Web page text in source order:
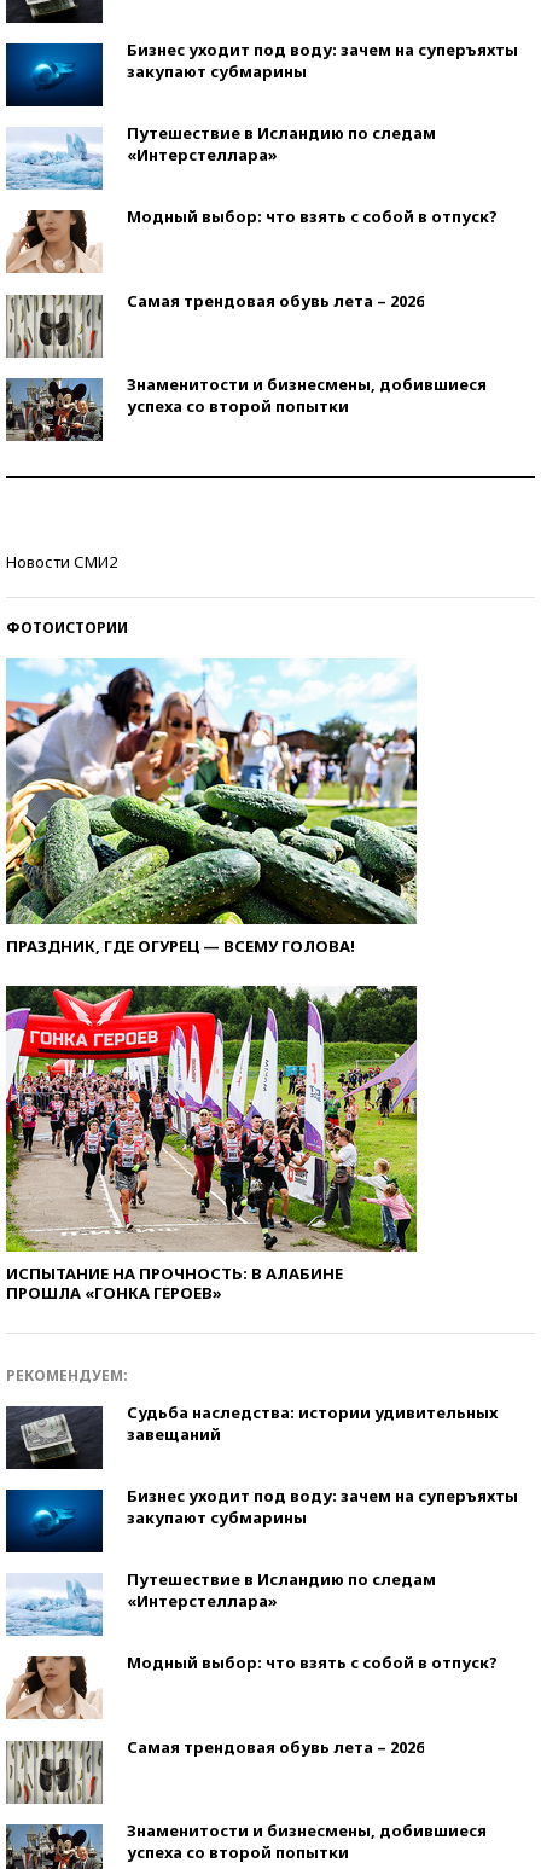
Бизнес уходит под воду: зачем на суперъяхты
закупают субмарины
Путешествие в Исландию по следам
«Интерстеллара»
Модный выбор: что взять с собой в отпуск?
Самая трендовая обувь лета – 2026
Знаменитости и бизнесмены, добившиеся
успеха со второй попытки
Новости СМИ2
ФОТОИСТОРИИ
ПРАЗДНИК, ГДЕ ОГУРЕЦ — ВСЕМУ ГОЛОВА!
ИСПЫТАНИЕ НА ПРОЧНОСТЬ: В АЛАБИНЕ
ПРОШЛА «ГОНКА ГЕРОЕВ»
РЕКОМЕНДУЕМ:
Судьба наследства: истории удивительных
завещаний
Бизнес уходит под воду: зачем на суперъяхты
закупают субмарины
Путешествие в Исландию по следам
«Интерстеллара»
Модный выбор: что взять с собой в отпуск?
Самая трендовая обувь лета – 2026
Знаменитости и бизнесмены, добившиеся
успеха со второй попытки